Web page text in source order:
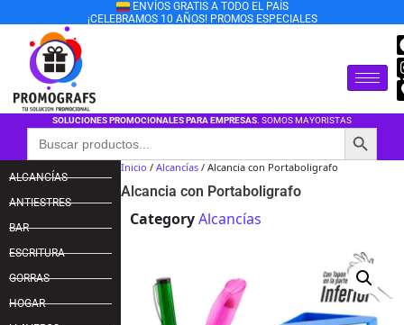
ENVÍOS GRATIS A TODO EL PAÍS
¡CELEBRAMOS 10 AÑOS! PROMOS ESPECIALES
SOLUCIONES PROMOCIONALES PARA EMPRESAS. SOMOS MAYORISTAS
Buscar: Botón de
ALCANCÍAS
ANTIESTRES
BAR
ESCRITURA
GORRAS
HOGAR
Inicio /Alcancías / Alcancia con Portaboligrafo
Alcancia con Portaboligrafo
CategoryAlcancías